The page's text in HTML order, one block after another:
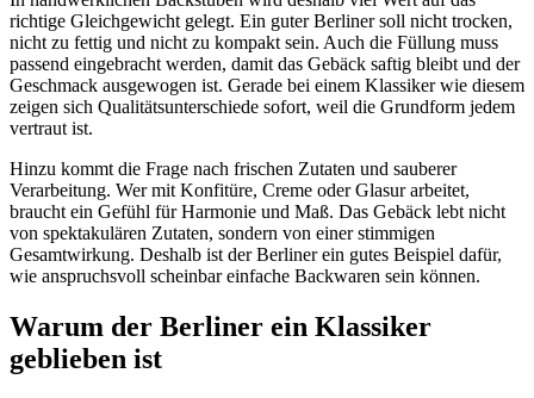
richtige Gleichgewicht gelegt. Ein guter Berliner soll nicht trocken,
nicht zu fettig und nicht zu kompakt sein. Auch die Füllung muss
passend eingebracht werden, damit das Gebäck saftig bleibt und der
Geschmack ausgewogen ist. Gerade bei einem Klassiker wie diesem
zeigen sich Qualitätsunterschiede sofort, weil die Grundform jedem
vertraut ist.
Hinzu kommt die Frage nach frischen Zutaten und sauberer
Verarbeitung. Wer mit Konfitüre, Creme oder Glasur arbeitet,
braucht ein Gefühl für Harmonie und Maß. Das Gebäck lebt nicht
von spektakulären Zutaten, sondern von einer stimmigen
Gesamtwirkung. Deshalb ist der Berliner ein gutes Beispiel dafür,
wie anspruchsvoll scheinbar einfache Backwaren sein können.
Warum der Berliner ein Klassiker
geblieben ist